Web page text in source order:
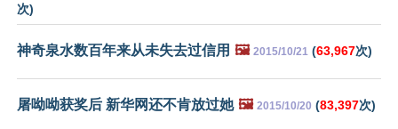
次)
神奇泉水数百年来从未失去过信用 🖼️ 2015/10/21 (63,967次)
屠呦呦获奖后 新华网还不肯放过她 🖼️ 2015/10/20 (83,397次)